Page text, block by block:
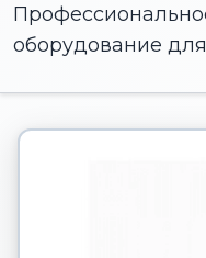
оборудование